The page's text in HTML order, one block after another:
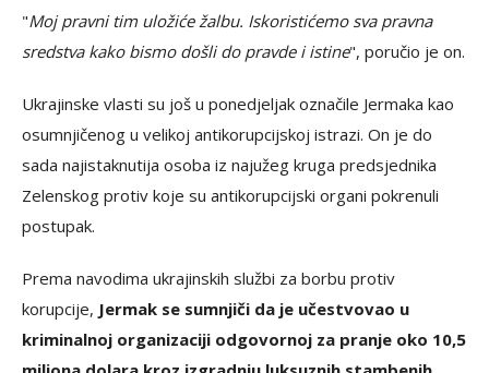
"Moj pravni tim uložiće žalbu. Iskoristićemo sva pravna
sredstva kako bismo došli do pravde i istine", poručio je on.
Ukrajinske vlasti su još u ponedjeljak označile Jermaka kao
osumnjičenog u velikoj antikorupcijskoj istrazi. On je do
sada najistaknutija osoba iz najužeg kruga predsjednika
Zelenskog protiv koje su antikorupcijski organi pokrenuli
postupak.
Prema navodima ukrajinskih službi za borbu protiv
korupcije, Jermak se sumnjiči da je učestvovao u
kriminalnoj organizaciji odgovornoj za pranje oko 10,5